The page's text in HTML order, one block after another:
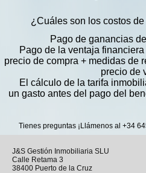
¿Cuáles son los costos
Pago de ganancias
Pago de la ventaja financiera
precio de compra + medidas de
precio de
El cálculo de la tarifa
un gasto antes del pago del
Tienes preguntas ¡Llámenos al +34
J&S Gestión Inmobiliaria SLU
Calle Retama 3
38400 Puerto de la Cruz